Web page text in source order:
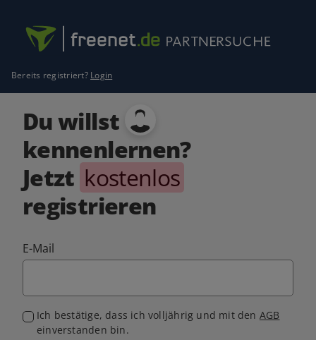
Bereits registriert? Login
Du willst
kennenlernen?
Jetzt kostenlos
registrieren
E-Mail
Ich bestätige, dass ich volljährig und mit den AGB
einverstanden bin.